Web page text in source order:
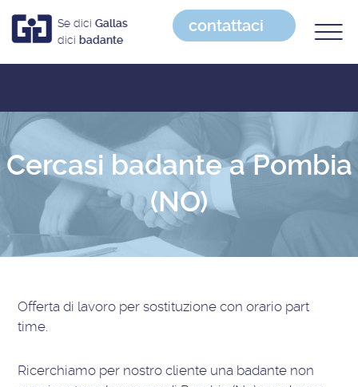
Se dici Gallas
dici badante
contattaci
Cercasi badante a Pombia
(NO)
Offerta di lavoro per sostituzione con orario part
time
Ricerchiamo per nostro cliente una badante non